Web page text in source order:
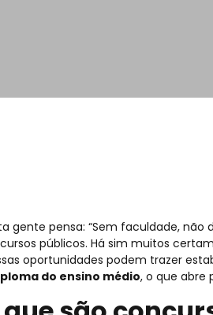
gente pensa: “Sem faculdade, não
públicos. Há sim muitos
oportunidades podem trazer
do ensino médio, o que abre